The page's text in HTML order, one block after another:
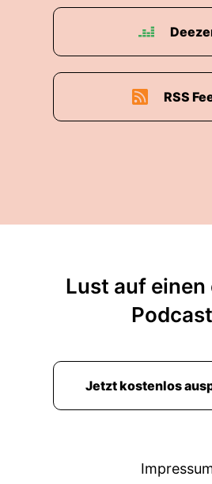
RSS
Lust auf einen
Jetzt kostenlos